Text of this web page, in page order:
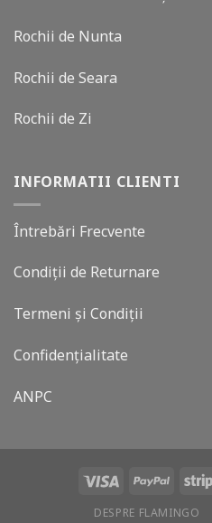
Rochii de Nunta
Rochii de Seara
Rochii de Zi
INFORMATII CLIENTI
Întrebări Frecvente
Condiții de Returnare
Termeni și Condiții
Confidențialitate
ANPC
DESPRE FLAMINGO